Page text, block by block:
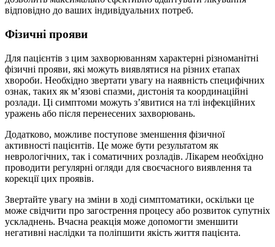
відповідно до ваших індивідуальних потреб.
Фізичні прояви
Для пацієнтів з цим захворюванням характерні різноманітні
фізичні прояви, які можуть виявлятися на різних етапах
хвороби. Необхідно звертати увагу на наявність специфічних
ознак, таких як м’язові спазми, дистонія та координаційні
розлади. Ці симптоми можуть з’явитися на тлі інфекційних
уражень або після перенесених захворювань.
Додатково, можливе поступове зменшення фізичної
активності пацієнтів. Це може бути результатом як
неврологічних, так і соматичних розладів. Лікарем необхідно
проводити регулярні огляди для своєчасного виявлення та
корекції цих проявів.
Звертайте увагу на зміни в ході симптоматики, оскільки це
може свідчити про загострення процесу або розвиток супутніх
ускладнень. Вчасна реакція може допомогти зменшити
негативні наслідки та поліпшити якість життя пацієнта.